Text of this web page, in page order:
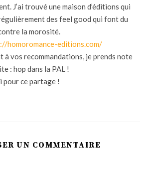
J’ai trouvé une maison d’éditions qui
des feel good qui font du
la morosité.
homoromance-editions.com/
à vos recommandations, je prends note
: hop dans la PAL !
pour ce partage !
UN COMMENTAIRE